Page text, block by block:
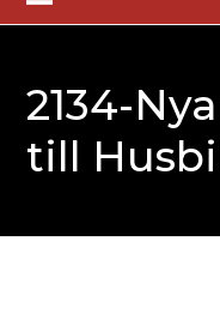
SkipOpen
menu
Close
menu
2134-
till